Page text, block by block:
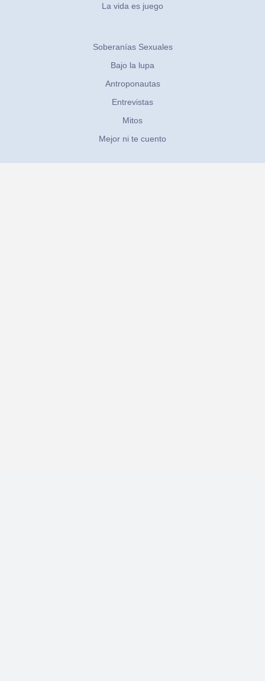
La vida es juego
Soberanías Sexuales
Bajo la lupa
Antroponautas
Entrevistas
Mitos
Mejor ni te cuento